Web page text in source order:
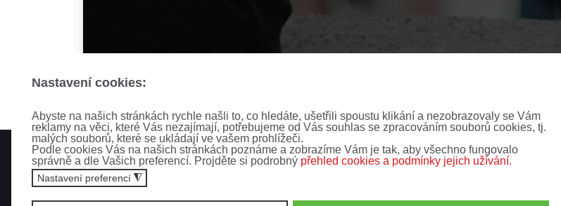
Nastavení cookies:
Abyste na našich stránkách rychle našli to, co hledáte, ušetřili spoustu klikání a nezobrazovaly se Vám
reklamy na věci, které Vás nezajímají, potřebujeme od Vás souhlas se zpracováním souborů cookies, tj.
malých souborů, které se ukládají ve vašem prohlížeči.
Podle cookies Vás na našich stránkách poznáme a zobrazíme Vám je tak, aby všechno fungovalo
správně a dle Vašich preferencí. Projděte si podrobný přehled cookies a podmínky jejich užívání.
Nastavení preferencí ◮